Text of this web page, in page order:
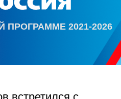
2021-2026